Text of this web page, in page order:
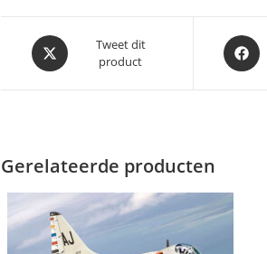
Opent
in
Tweet dit
product
Opent
in
Gerelateerde producten